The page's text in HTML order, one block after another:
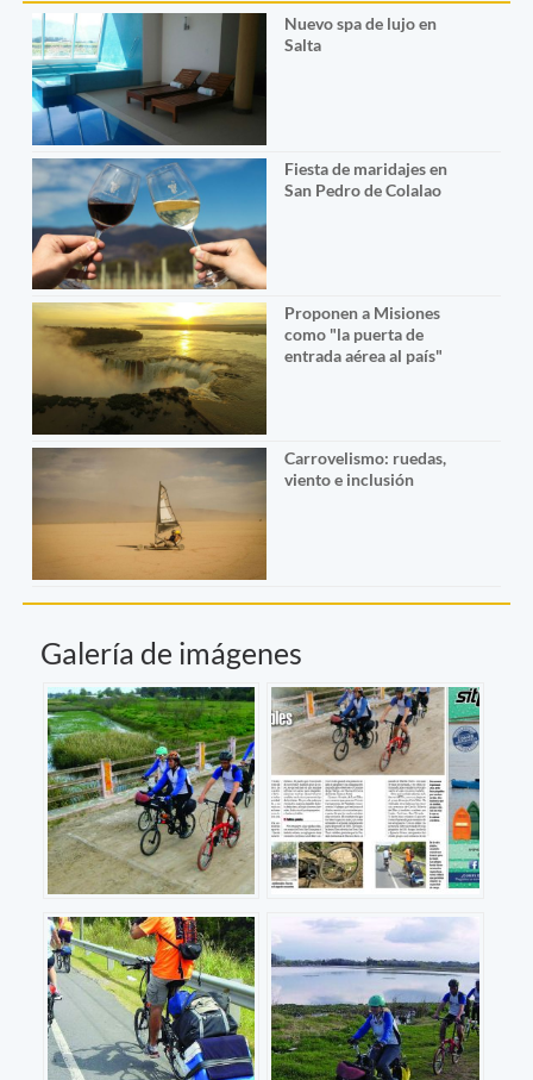
Nuevo spa de lujo en
Salta
Fiesta de maridajes en
San Pedro de Colalao
Proponen a Misiones
como "la puerta de
entrada aérea al país"
Carrovelismo: ruedas,
viento e inclusión
Galería de imágenes